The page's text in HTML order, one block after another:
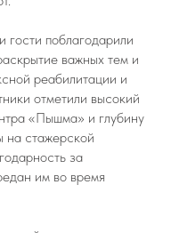
поблагодарили
важных тем и
реабилитации и
отметили высокий
«Пышма» и глубину
на стажерской
за
им во время